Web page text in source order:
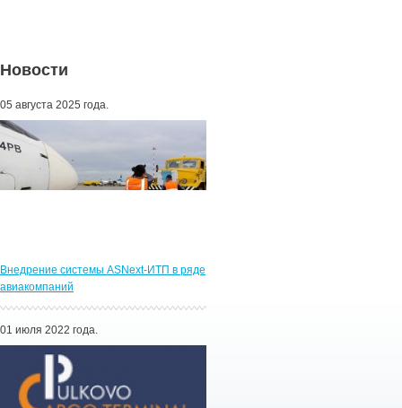
Новости
05 августа 2025 года.
Внедрение системы ASNext-ИТП в ряде
авиакомпаний
01 июля 2022 года.